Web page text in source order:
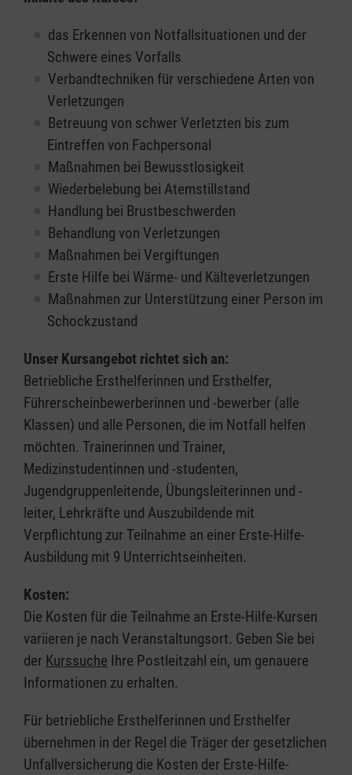
das Erkennen von Notfallsituationen und der
Schwere eines Vorfalls
Verbandtechniken für verschiedene Arten von
Verletzungen
Betreuung von schwer Verletzten bis zum
Eintreffen von Fachpersonal
Maßnahmen bei Bewusstlosigkeit
Wiederbelebung bei Atemstillstand
Handlung bei Brustbeschwerden
Behandlung von Verletzungen
Maßnahmen bei Vergiftungen
Erste Hilfe bei Wärme- und Kälteverletzungen
Maßnahmen zur Unterstützung einer Person im
Schockzustand
Unser Kursangebot richtet sich an:
Betriebliche Ersthelferinnen und Ersthelfer,
Führerscheinbewerberinnen und -bewerber (alle
Klassen) und alle Personen, die im Notfall helfen
möchten. Trainerinnen und Trainer,
Medizinstudentinnen und -studenten,
Jugendgruppenleitende, Übungsleiterinnen und -
leiter, Lehrkräfte und Auszubildende mit
Verpflichtung zur Teilnahme an einer Erste-Hilfe-
Ausbildung mit 9 Unterrichtseinheiten.
Kosten:
Die Kosten für die Teilnahme an Erste-Hilfe-Kursen
variieren je nach Veranstaltungsort. Geben Sie bei
der Kurssuche Ihre Postleitzahl ein, um genauere
Informationen zu erhalten.
Für betriebliche Ersthelferinnen und Ersthelfer
übernehmen in der Regel die Träger der gesetzlichen
Unfallversicherung die Kosten der Erste-Hilfe-